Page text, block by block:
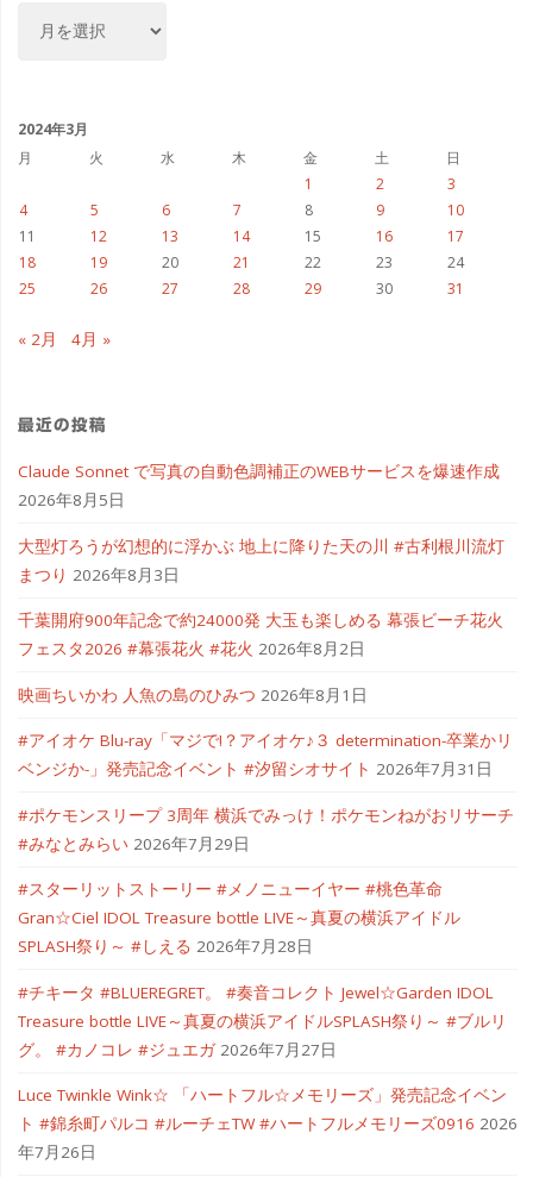
ブ
2024年3月
月
火 水 木 金 土
日
1
2
3
4
5 6 7 8 9
10
11
12 13 14 15 16
17
18
19 20 21 22 23
24
25
26 27 28 29 30 31
« 2月 4月 »
最近の投稿
Claude Sonnet で写真の自動色調補正のWEBサービスを爆速作成
2026年8月5日
大型灯ろうが幻想的に浮かぶ 地上に降りた天の川 #古利根川流灯
まつり 2026年8月3日
千葉開府900年記念で約24000発 大玉も楽しめる 幕張ビーチ花火
フェスタ2026 #幕張花火 #花火 2026年8月2日
映画ちいかわ 人魚の島のひみつ 2026年8月1日
#アイオケ Blu-ray「マジで!？アイオケ♪３ determination-卒業かリ
ベンジか-」発売記念イベント #汐留シオサイト 2026年7月31日
#ポケモンスリープ 3周年 横浜でみっけ！ポケモンねがおリサーチ
#みなとみらい 2026年7月29日
#スターリットストーリー #メノニューイヤー #桃色革命
Gran☆Ciel IDOL Treasure bottle LIVE～真夏の横浜アイドル
SPLASH祭り～ #しえる 2026年7月28日
#チキータ #BLUEREGRET。 #奏音コレクト Jewel☆Garden IDOL
Treasure bottle LIVE～真夏の横浜アイドルSPLASH祭り～ #ブルリ
グ。 #カノコレ #ジュエガ 2026年7月27日
Luce Twinkle Wink☆ 「ハートフル☆メモリーズ」発売記念イベン
ト #錦糸町パルコ #ルーチェTW #ハートフルメモリーズ0916 2026
年7月26日